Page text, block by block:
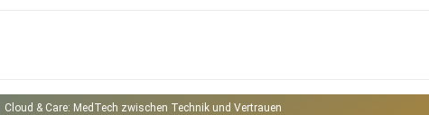
Cloud & Care: MedTech zwischen Technik und Vertrauen